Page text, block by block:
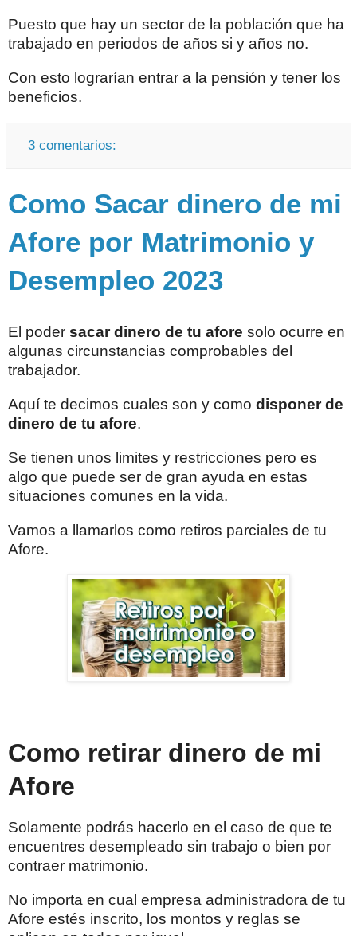
Puesto que hay un sector de la población que ha
trabajado en periodos de años si y años no.
Con esto lograrían entrar a la pensión y tener los
beneficios.
3 comentarios:
Como Sacar dinero de mi
Afore por Matrimonio y
Desempleo 2023
El poder sacar dinero de tu afore solo ocurre en
algunas circunstancias comprobables del
trabajador.
Aquí te decimos cuales son y como disponer de
dinero de tu afore.
Se tienen unos limites y restricciones pero es
algo que puede ser de gran ayuda en estas
situaciones comunes en la vida.
Vamos a llamarlos como retiros parciales de tu
Afore.
Como retirar dinero de mi
Afore
Solamente podrás hacerlo en el caso de que te
encuentres desempleado sin trabajo o bien por
contraer matrimonio.
No importa en cual empresa administradora de tu
Afore estés inscrito, los montos y reglas se